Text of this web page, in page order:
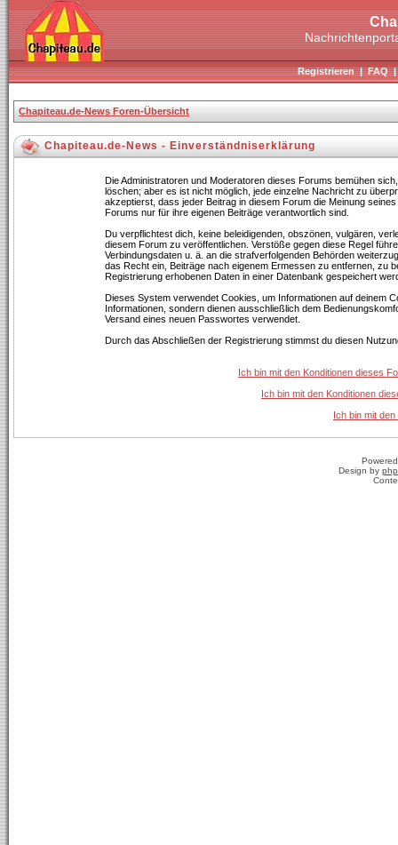
Registrieren|FAQ
Chapiteau.de-News Foren-Übersicht
Chapiteau.de-News - Einverständniserklärung
Die Administratoren und Moderatoren dieses Forums bemühen
löschen; aber es ist nicht möglich, jede einzelne Nachricht zu
akzeptierst, dass jeder Beitrag in diesem Forum die Meinung
Forums nur für ihre eigenen Beiträge verantwortlich sind.
Du verpflichtest dich, keine beleidigenden, obszönen, vulgären,
diesem Forum zu veröffentlichen. Verstöße gegen diese Regel
Verbindungsdaten u. ä. an die strafverfolgenden Behörden
das Recht ein, Beiträge nach eigenem Ermessen zu entfernen, zu
Registrierung erhobenen Daten in einer Datenbank gespeichert
Dieses System verwendet Cookies, um Informationen auf deinem
Informationen, sondern dienen ausschließlich dem
Versand eines neuen Passwortes verwendet.
Durch das Abschließen der Registrierung stimmst du diesen
Ich bin mit den Konditionen dieses
Ich bin mit den Konditionen
Ich bin mit
Design by